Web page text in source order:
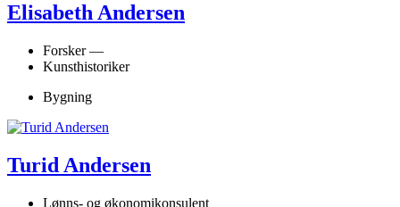
Elisabeth Andersen
Forsker —
Kunsthistoriker
Bygning
Turid Andersen
Lønns- og økonomikonsulent